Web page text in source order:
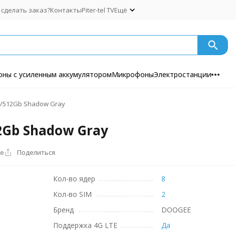
заказ?КонтактыPiter-tel TVЕщё
с усиленным аккумуляторомМикрофоныЭлектростанции
Shadow Gray
Shadow Gray
Поделиться
Кол-во ядер
8
Кол-во SIM
2
Бренд
DOOGEE
Поддержка 4G LTE
Да